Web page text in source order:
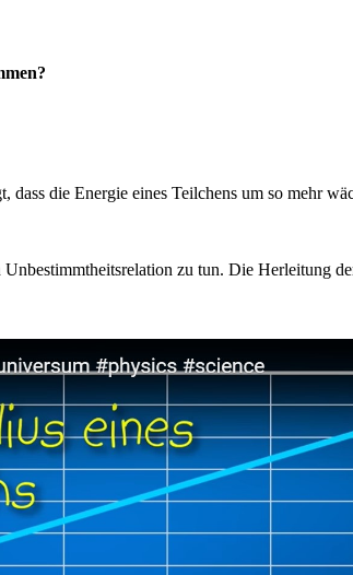
die Energie eines Teilchens um so mehr
zu tun. Die Herleitung